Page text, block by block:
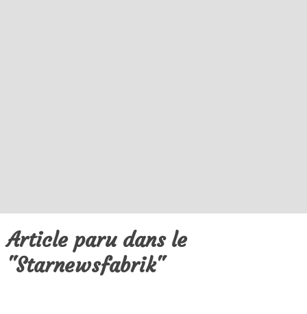
Article paru dans le
"Starnewsfabrik"